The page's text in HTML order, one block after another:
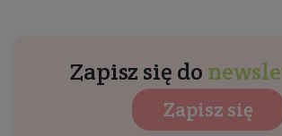
Zapisz się do
Zapisz się